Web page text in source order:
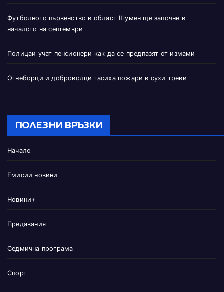
Футболното първенство в област Шумен ще започне в
началото на септември
Полицаи учат пенсионери как да се предпазят от измами
Огнеборци и доброволци гасиха пожари в сухи треви
ПОЛЕЗНИ ВРЪЗКИ
Начало
Емисии новини
Новини+
Предавания
Седмична програма
Спорт